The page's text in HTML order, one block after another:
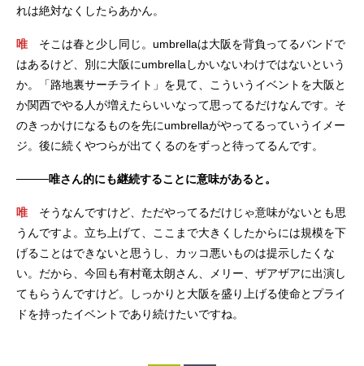
れは絶対なくしたらあかん。
唯 そこは春と少し同じ。umbrellaは大阪を背負ってるバンドで
はあるけど、別に大阪にumbrellaしかいないわけではないという
か。「路地裏サーチライト」を見て、こういうイベントを大阪と
か関西でやる人が増えたらいいなって思ってるだけなんです。そ
のきっかけになるものを先にumbrellaがやってるっていうイメー
ジ。後に続くやつらが出てくるのをずっと待ってるんです。
────唯さん的にも継続することに意味があると。
唯 そうなんですけど、ただやってるだけじゃ意味がないとも思
うんですよ。立ち上げて、ここまで大きくしたからには規模を下
げることはできないと思うし、カッコ悪いものは提示したくな
い。だから、今回も有村竜太朗さん、メリー、ザアザアに出演し
てもらうんですけど。しっかりと大阪を盛り上げる使命とプライ
ドを持ったイベントであり続けたいですね。